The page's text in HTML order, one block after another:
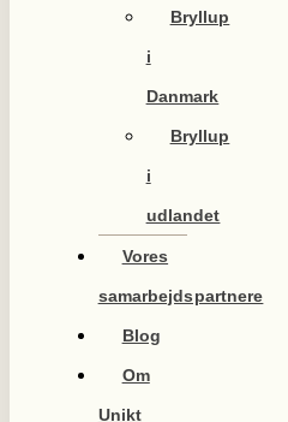
Bryllup
i
Danmark
Bryllup
i
udlandet
Vores
samarbejdspartnere
Blog
Om
Unikt